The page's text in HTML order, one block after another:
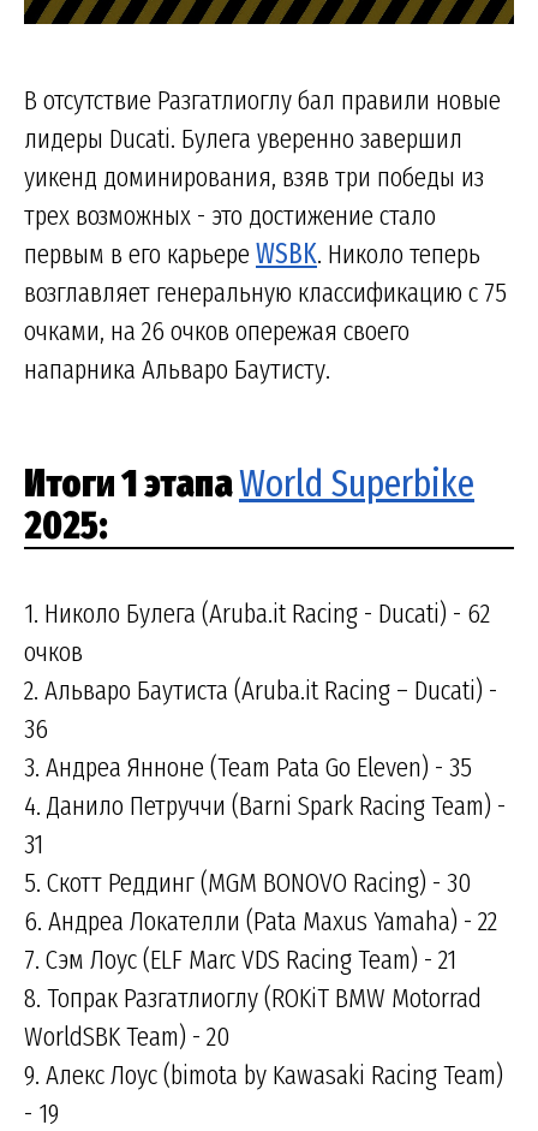
В отсутствие Разгатлиоглу бал правили новые
лидеры Ducati. Булега уверенно завершил
уикенд доминирования, взяв три победы из
трех возможных - это достижение стало
первым в его карьере WSBK. Николо теперь
возглавляет генеральную классификацию с 75
очками, на 26 очков опережая своего
напарника Альваро Баутисту.
Итоги 1 этапаWorld Superbike
2025:
1. Николо Булега (Aruba.it Racing - Ducati) - 62
очков
2. Альваро Баутиста (Aruba.it Racing – Ducati) -
36
3. Андреа Янноне (Team Pata Go Eleven) - 35
4. Данило Петруччи (Barni Spark Racing Team) -
31
5. Скотт Реддинг (MGM BONOVO Racing) - 30
6. Андреа Локателли (Pata Maxus Yamaha) - 22
7. Сэм Лоус (ELF Marc VDS Racing Team) - 21
8. Топрак Разгатлиоглу (ROKiT BMW Motorrad
WorldSBK Team) - 20
9. Алекс Лоус (bimota by Kawasaki Racing Team)
- 19